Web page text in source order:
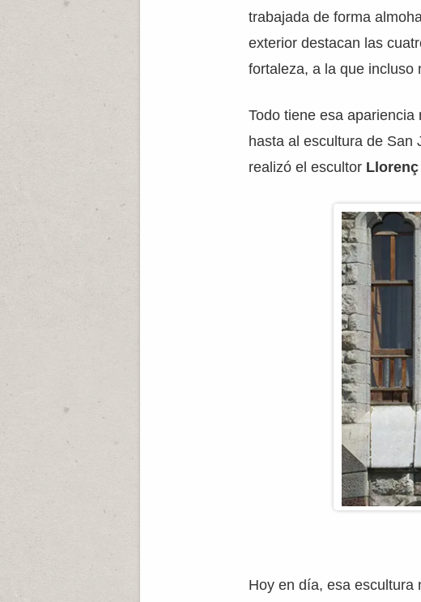
trabajada de forma
exterior destacan las
fortaleza, a la que incluso
Todo tiene esa
hasta al escultura de San
realizó el escultor
Hoy en día, esa escultura